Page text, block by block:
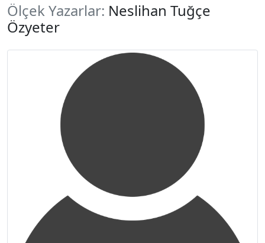
Ölçek Yazarlar: Neslihan Tuğçe
Özyeter